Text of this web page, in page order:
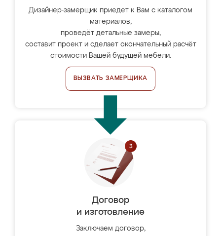
Дизайнер-замерщик приедет к Вам с каталогом
материалов,
проведёт детальные замеры,
составит проект и сделает окончательный расчёт
стоимости Вашей будущей мебели.
ВЫЗВАТЬ ЗАМЕРЩИКА
Договор
и изготовление
Заключаем договор,